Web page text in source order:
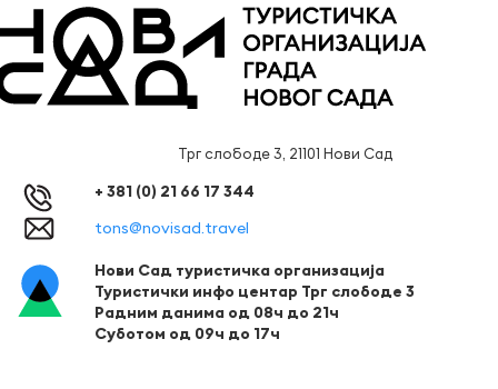
Трг слободе 3, 21101 Нови Сад
+ 381 (0) 21 66 17 344
tons@novisad.travel
Нови Сад туристичка организација
Туристички инфо центар Трг слободе 3
Радним данима од 08ч до 21ч
Суботом од 09ч до 17ч